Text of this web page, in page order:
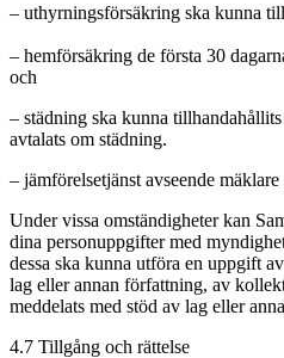
– uthyrningsförsäkring ska kunna
– hemförsäkring de första 30
och
– städning ska kunna
avtalats om städning.
– jämförelsetjänst avseende
Under vissa omständigheter kan
dina personuppgifter med
dessa ska kunna utföra en uppgift
lag eller annan författning, av
meddelats med stöd av lag eller
4.7 Tillgång och rättelse